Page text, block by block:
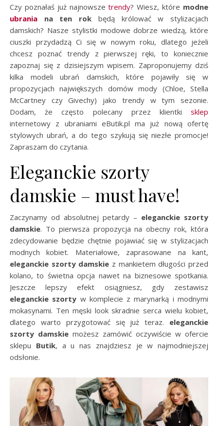
Czy poznałaś już najnowszetrendy? Wiesz, które modne
ubrania
na ten rok będą królować w stylizacjach
damskich? Nasze stylistki modowe dobrze wiedzą, które
ciuszki przydadzą Ci się w nowym roku, dlatego jeżeli
chcesz poznać trendy z pierwszej ręki, to koniecznie
zapoznaj się z dzisiejszym wpisem. Zaproponujemy dziś
kilka modeli ubrań damskich, które pojawiły się w
propozycjach największych domów mody (Chloe, Stella
McCartney czy Givechy) jako trendy w tym sezonie.
Dodam, że często polecany przez klientki sklep
internetowy z ubraniami eButik.pl ma już nową ofertę
stylowych ubrań, a do tego szykują się niezłe promocje!
Zapraszam do czytania.
Eleganckie szorty
damskie – must have!
Zaczynamy od absolutnej petardy – eleganckie szorty
damskie. To pierwsza propozycja na obecny rok, która
zdecydowanie będzie chętnie pojawiać się w stylizacjach
modnych kobiet. Materiałowe, zaprasowane na kant,
eleganckie szortydamskie z mankietem długości przed
kolano, to świetna opcja nawet na biznesowe spotkania.
Jeszcze lepszy efekt osiągniesz, gdy zestawisz
eleganckie szorty w komplecie z marynarką i modnymi
mokasynami. Ten męski look skradnie serca wielu kobiet,
dlatego warto przygotować się już teraz. eleganckie
szorty damskie możesz zamówić oczywiście w ofercie
sklepu Butik, a u nas znajdziesz je w najmodniejszej
odsłonie.